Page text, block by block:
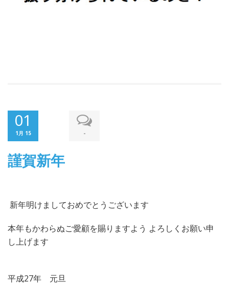
01
1月 15 -
謹賀新年
新年明けましておめでとうございます
本年もかわらぬご愛顧を賜りますよう よろしくお願い申
し上げます
平成27年 元旦